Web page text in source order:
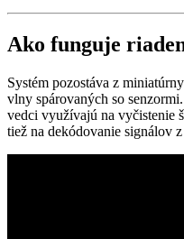
Ako funguje
Systém pozostáva z
vlny spárovaných so
vedci využívajú na vyčistenie
tiež na dekódovanie signálov